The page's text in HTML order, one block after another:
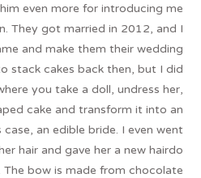
even more for introducing me
They got married in 2012, and I
and make them their wedding
stack cakes back then, but I did
you take a doll, undress her,
cake and transform it into an
an edible bride. I even went
hair and gave her a new hairdo
bow is made from chocolate